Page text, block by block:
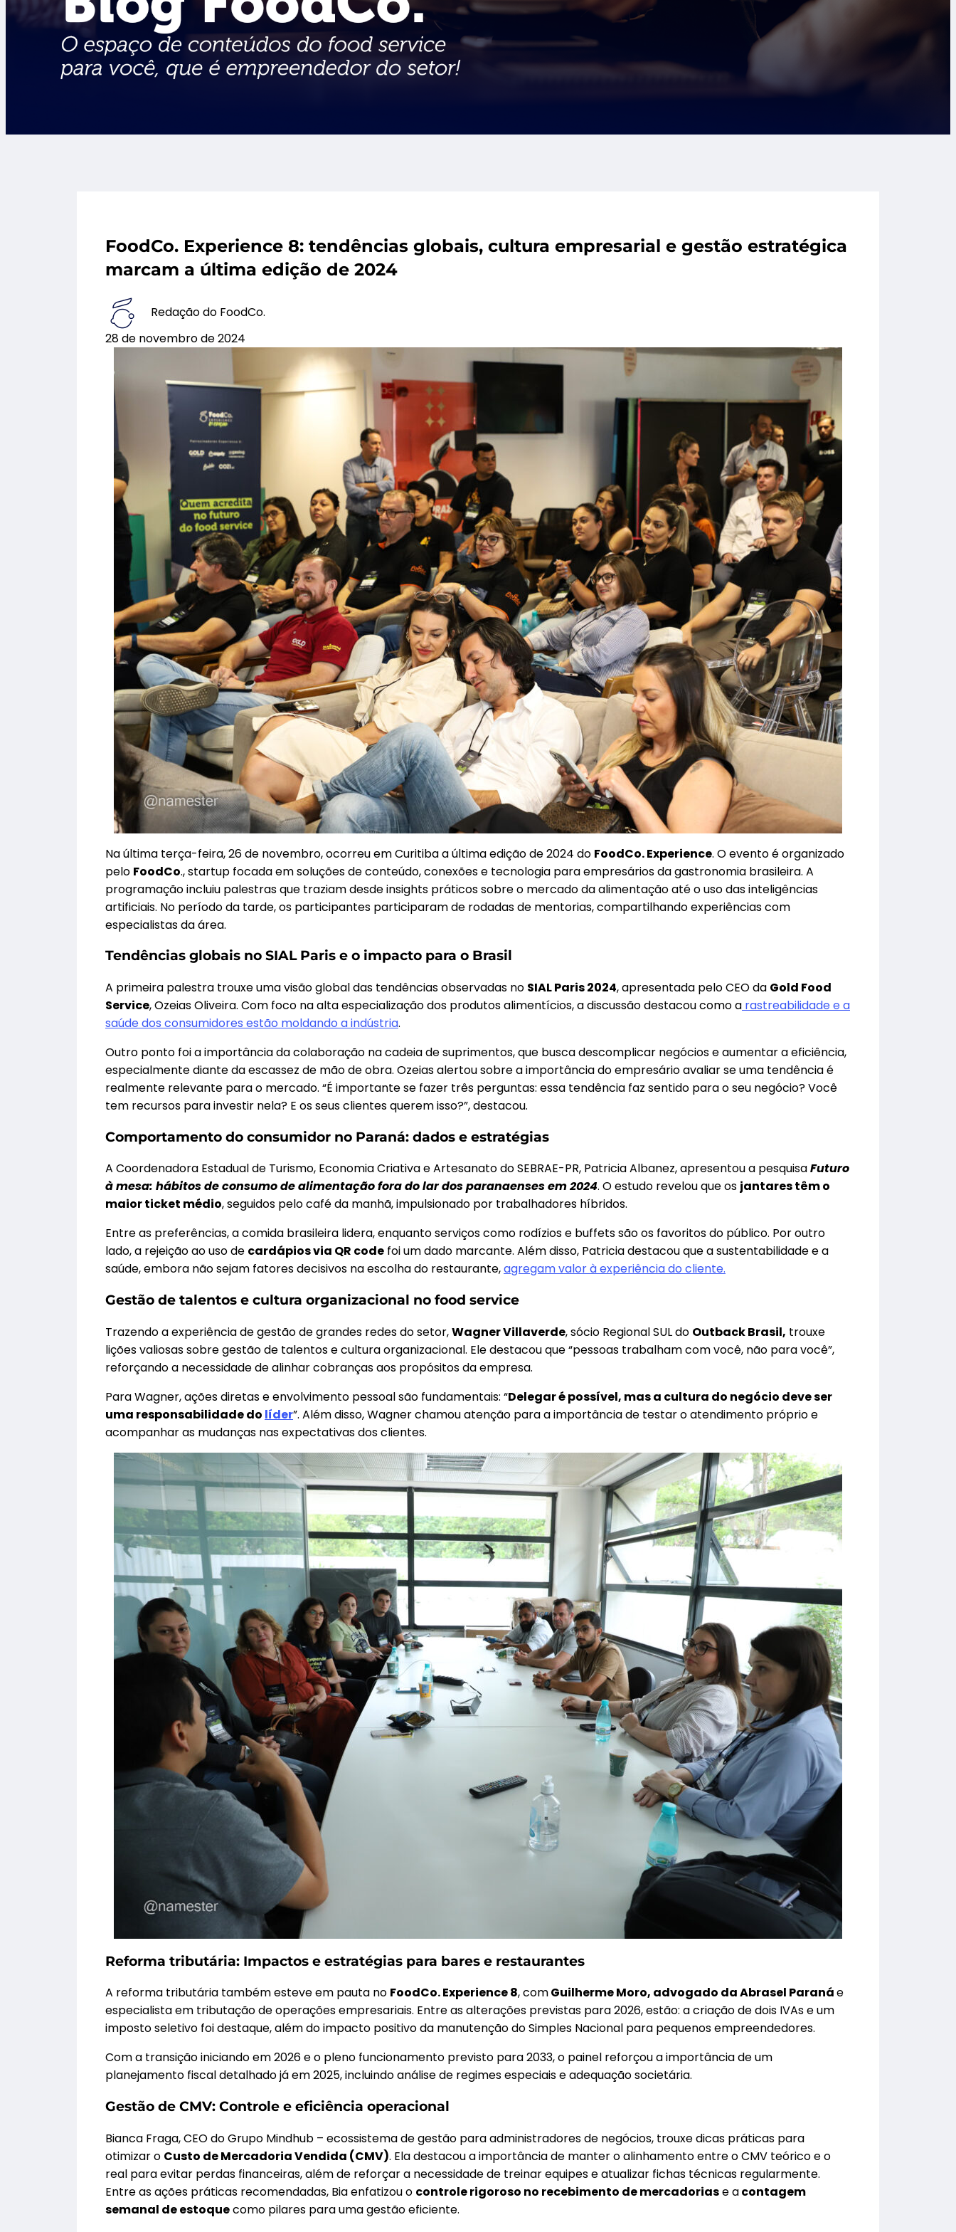
FoodCo. Experience 8: tendências globais, cultura empresarial e gestão estratégica
marcam a última edição de 2024
Redação do FoodCo.
28 de novembro de 2024
Na última terça-feira, 26 de novembro, ocorreu em Curitiba a última edição de 2024 do FoodCo. Experience. O evento é organizado
pelo FoodCo., startup focada em soluções de conteúdo, conexões e tecnologia para empresários da gastronomia brasileira. A
programação incluiu palestras que traziam desde insights práticos sobre o mercado da alimentação até o uso das inteligências
artificiais. No período da tarde, os participantes participaram de rodadas de mentorias, compartilhando experiências com
especialistas da área.
Tendências globais no SIAL Paris e o impacto para o Brasil
A primeira palestra trouxe uma visão global das tendências observadas no SIAL Paris 2024, apresentada pelo CEO da Gold Food
Service, Ozeias Oliveira. Com foco na alta especialização dos produtos alimentícios, a discussão destacou como a rastreabilidade e a
saúde dos consumidores estão moldando a indústria.
Outro ponto foi a importância da colaboração na cadeia de suprimentos, que busca descomplicar negócios e aumentar a eficiência,
especialmente diante da escassez de mão de obra. Ozeias alertou sobre a importância do empresário avaliar se uma tendência é
realmente relevante para o mercado. “É importante se fazer três perguntas: essa tendência faz sentido para o seu negócio? Você
tem recursos para investir nela? E os seus clientes querem isso?”, destacou.
Comportamento do consumidor no Paraná: dados e estratégias
A Coordenadora Estadual de Turismo, Economia Criativa e Artesanato do SEBRAE-PR, Patricia Albanez, apresentou a pesquisaFuturo
à mesa: hábitos de consumo de alimentação fora do lar dos paranaenses em 2024. O estudo revelou que os jantares têm o
maior ticket médio, seguidos pelo café da manhã, impulsionado por trabalhadores híbridos.
Entre as preferências, a comida brasileira lidera, enquanto serviços como rodízios e buffets são os favoritos do público. Por outro
lado, a rejeição ao uso de cardápios via QR code foi um dado marcante. Além disso, Patricia destacou que a sustentabilidade e a
saúde, embora não sejam fatores decisivos na escolha do restaurante,agregam valor à experiência do cliente.
Gestão de talentos e cultura organizacional no food service
Trazendo a experiência de gestão de grandes redes do setor,Wagner Villaverde, sócio Regional SUL do Outback Brasil, trouxe
lições valiosas sobre gestão de talentos e cultura organizacional. Ele destacou que “pessoas trabalham com você, não para você”,
reforçando a necessidade de alinhar cobranças aos propósitos da empresa.
Para Wagner, ações diretas e envolvimento pessoal são fundamentais: “Delegar é possível, mas a cultura do negócio deve ser
uma responsabilidade do líder”. Além disso, Wagner chamou atenção para a importância de testar o atendimento próprio e
acompanhar as mudanças nas expectativas dos clientes.
Reforma tributária: Impactos e estratégias para bares e restaurantes
A reforma tributária também esteve em pauta no FoodCo. Experience 8, comGuilherme Moro, advogado da Abrasel Paranáe
especialista em tributação de operações empresariais. Entre as alterações previstas para 2026, estão: a criação de dois IVAs e um
imposto seletivo foi destaque, além do impacto positivo da manutenção do Simples Nacional para pequenos empreendedores.
Com a transição iniciando em 2026 e o pleno funcionamento previsto para 2033, o painel reforçou a importância de um
planejamento fiscal detalhado já em 2025, incluindo análise de regimes especiais e adequação societária.
Gestão de CMV: Controle e eficiência operacional
Bianca Fraga, CEO do Grupo Mindhub – ecossistema de gestão para administradores de negócios, trouxe dicas práticas para
otimizar o Custo de Mercadoria Vendida (CMV). Ela destacou a importância de manter o alinhamento entre o CMV teórico e o
real para evitar perdas financeiras, além de reforçar a necessidade de treinar equipes e atualizar fichas técnicas regularmente.
Entre as ações práticas recomendadas, Bia enfatizou o controle rigoroso no recebimento de mercadoriase acontagem
semanal de estoquecomo pilares para uma gestão eficiente.